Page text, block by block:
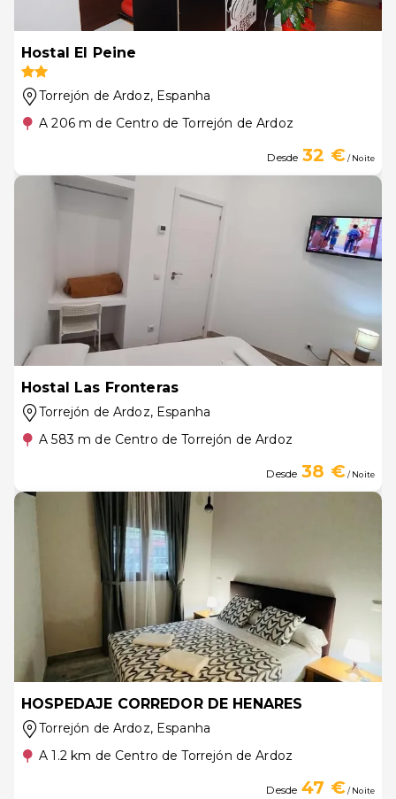
Hostal El Peine
Torrejón de Ardoz, Espanha
A 206 m de Centro de Torrejón de Ardoz
Desde 32 €/ Noite
Hostal Las Fronteras
Torrejón de Ardoz, Espanha
A 583 m de Centro de Torrejón de Ardoz
Desde 38 €/ Noite
HOSPEDAJE CORREDOR DE HENARES
Torrejón de Ardoz, Espanha
A 1.2 km de Centro de Torrejón de Ardoz
Desde 47 €/ Noite